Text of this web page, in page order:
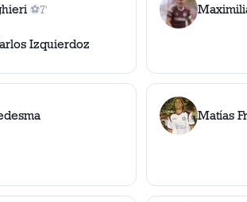
⚽
1gol
7'
Izquierdoz
Matías